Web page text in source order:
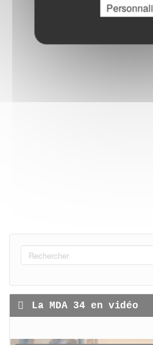
FORMULAIRE
RECHERCHE
La MDA 34 en vidéo